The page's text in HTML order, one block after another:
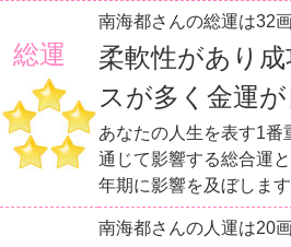
総運
南海都さんの総運は32
柔軟性があり
スが多く金運が
あなたの人生を表す1番
通じて影響する総合運
年期に影響を及ぼします
南海都さんの人運は20